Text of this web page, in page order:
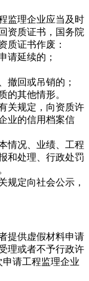
理企业应当及时
资质证书，国务院
质证书作废：
延续的；
回或吊销的；
其他情形。
规定，向资质许
业的信用档案信
况、业绩、工程
和处理、行政处罚
定向社会公示，
供虚假材料申请
理或者不予行政许
请工程监理企业